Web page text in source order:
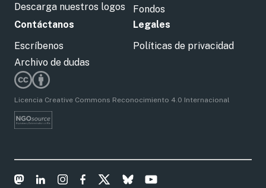
Descarga nuestros logos
Fondos
Contáctanos
Escríbenos
Archivo de dudas
Legales
Políticas de privacidad
Licencia Creative Commons Reconocimiento 4.0 Internacional